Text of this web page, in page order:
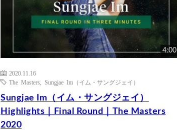
4:00
2020.11.16
The Masters
Sungjae Im（イム・サングジェイ）
Sungjae Im（イム・サングジェイ）
Highlights｜Final Round｜The Masters
2020